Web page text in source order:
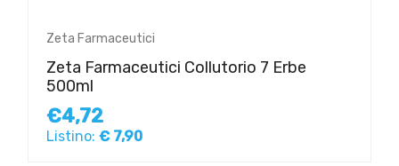
Zeta Farmaceutici
Zeta Farmaceutici Collutorio 7 Erbe
500ml
€4,72
Listino: € 7,90